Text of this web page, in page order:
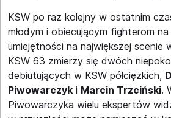
KSW po raz kolejny w ostatnim
młodym i obiecującym fighterom
umiejętności na największej scenie
KSW 63 zmierzy się dwóch
debiutujących w KSW półciężkich,
Piwowarczyk i Marcin Trzciński.
Piwowarczyka wielu ekspertów